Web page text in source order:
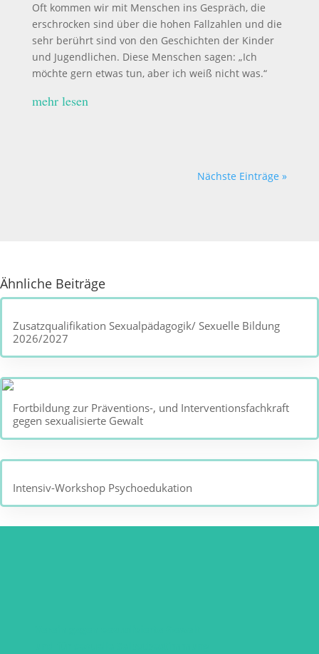
Oft kommen wir mit Menschen ins Gespräch, die
erschrocken sind über die hohen Fallzahlen und die
sehr berührt sind von den Geschichten der Kinder
und Jugendlichen. Diese Menschen sagen: „Ich
möchte gern etwas tun, aber ich weiß nicht was.“
mehr lesen
Nächste Einträge »
Ähnliche Beiträge
Zusatzqualifikation Sexualpädagogik/ Sexuelle Bildung
2026/2027
Fortbildung zur Präventions-, und Interventionsfachkraft
gegen sexualisierte Gewalt
Intensiv-Workshop Psychoedukation